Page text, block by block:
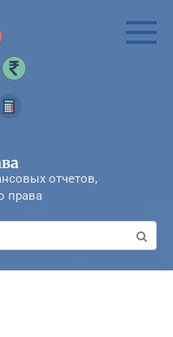
отчетов,
права